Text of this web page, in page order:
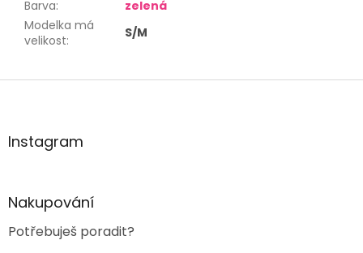
Barva:
zelená
Modelka má
velikost: S/M
Z
aInstagram
Nakupování
Potřebuješ poradit?